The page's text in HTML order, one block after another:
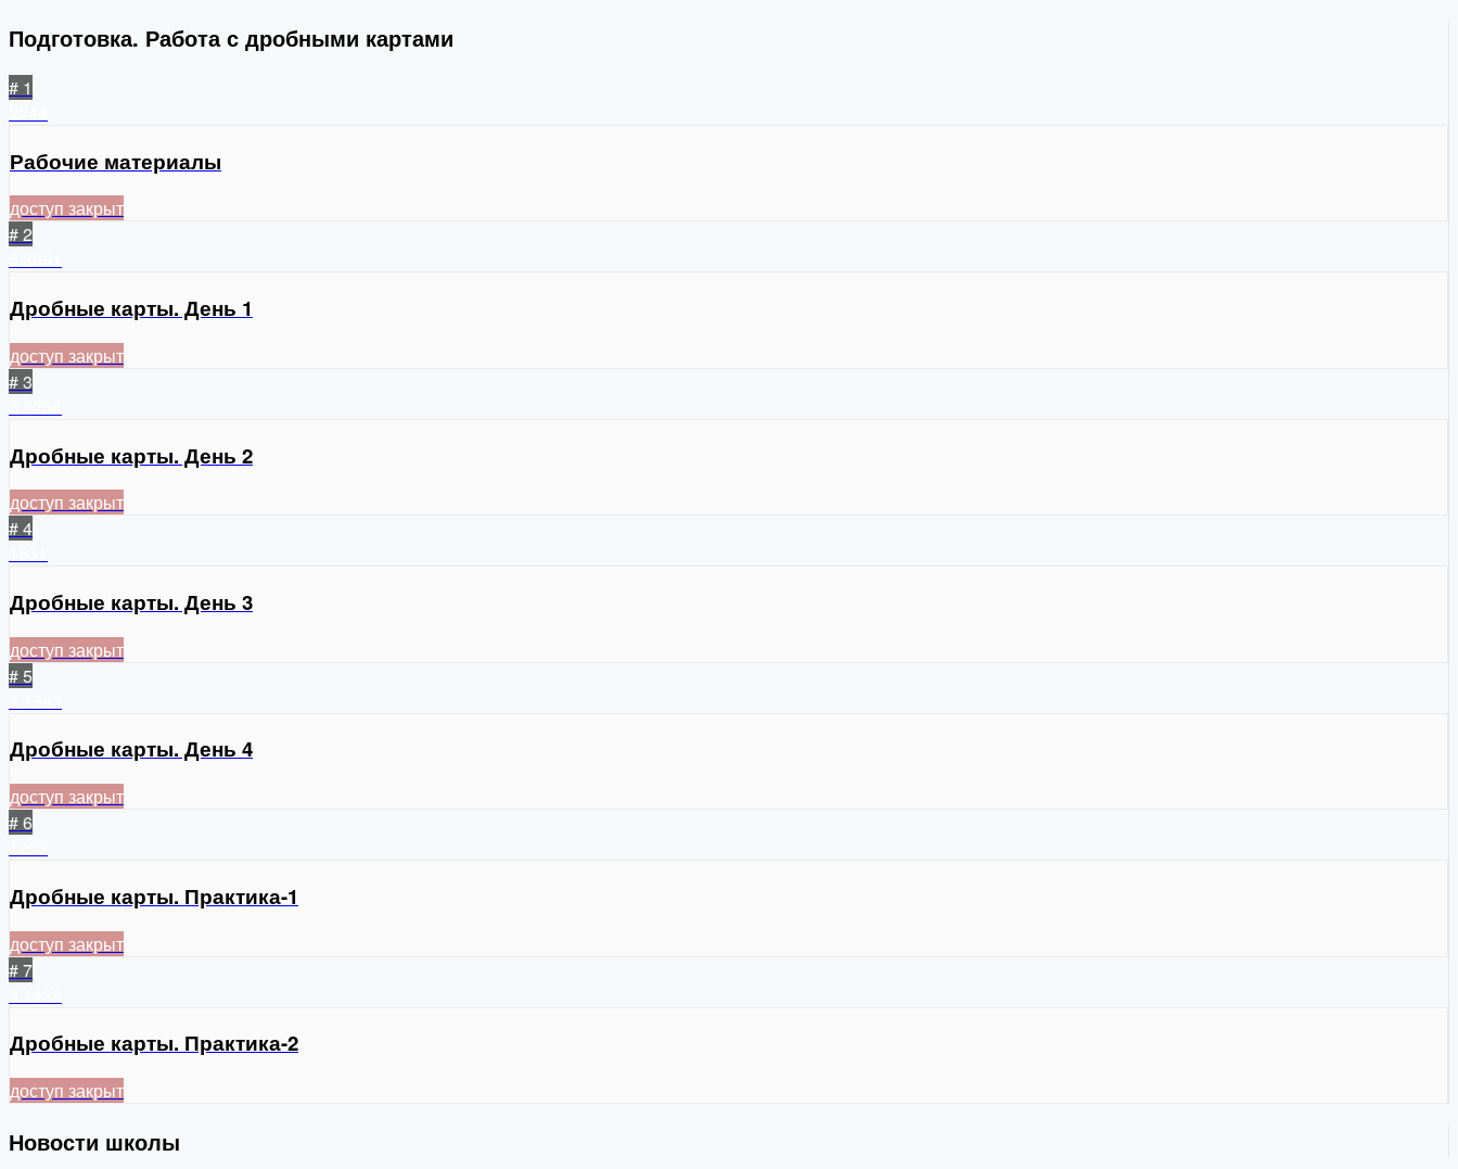
Подготовка. Работа с дробными картами
# 1
Рабочие материалы
доступ закрыт
# 2
Дробные карты. День 1
доступ закрыт
# 3
Дробные карты. День 2
доступ закрыт
# 4
Дробные карты. День 3
доступ закрыт
# 5
Дробные карты. День 4
доступ закрыт
# 6
Дробные карты. Практика-1
доступ закрыт
# 7
Дробные карты. Практика-2
доступ закрыт
Новости школы